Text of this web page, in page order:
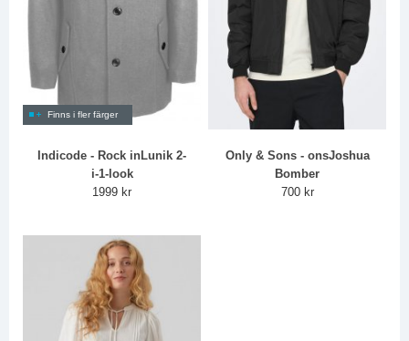
Finns i fler färger
Indicode - Rock inLunik 2-
i-1-look
1999 kr
Only & Sons - onsJoshua
Bomber
700 kr